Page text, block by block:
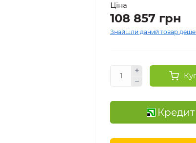
Ціна
108 857 грн
Знайшли даний товар
Кредит